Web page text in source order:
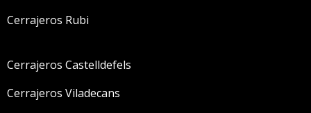
Cerrajeros Rubi
Cerrajeros Castelldefels
Cerrajeros Viladecans